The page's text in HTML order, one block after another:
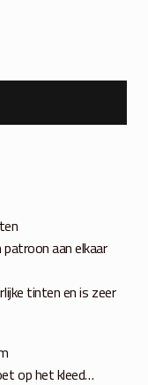
patroon aan elkaar
tinten en is zeer
op het kleed…